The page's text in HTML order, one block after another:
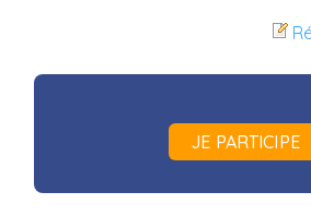
JE PARTICIPE